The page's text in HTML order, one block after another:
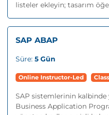
listeler ekleyin; tasarım
SAP ABAP
Süre: 5 Gün
Online Instructor-Led
SAP sistemlerinin kalbinde
Business Application